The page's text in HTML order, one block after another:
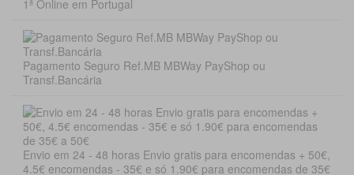
1ª Online em Portugal
Pagamento Seguro Ref.MB MBWay PayShop ou
Transf.Bancária
Envio em 24 - 48 horas Envio gratis para encomendas + 50€,
4.5€ encomendas - 35€ e só 1.90€ para encomendas de 35€